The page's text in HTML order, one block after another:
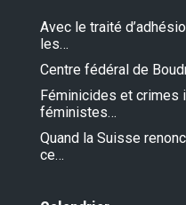
Avec le traité
les…
Centre fédéral de
Féminicides et crimes
féministes…
Quand la Suisse
ce…